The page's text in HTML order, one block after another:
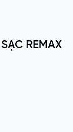
REMAX